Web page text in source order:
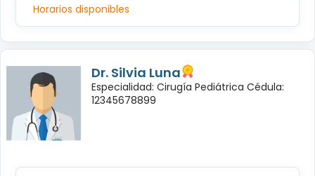
Horarios disponibles
Dr. Silvia Luna
Especialidad: Cirugía Pediátrica Cédula:
12345678899